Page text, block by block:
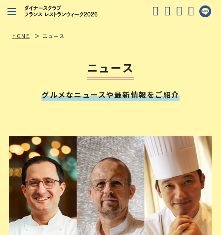
レストランを探す
ダイナースクラブ会員限定特典
HOME ニュース
ニュース
グルメなニュースや最新情報をご紹介